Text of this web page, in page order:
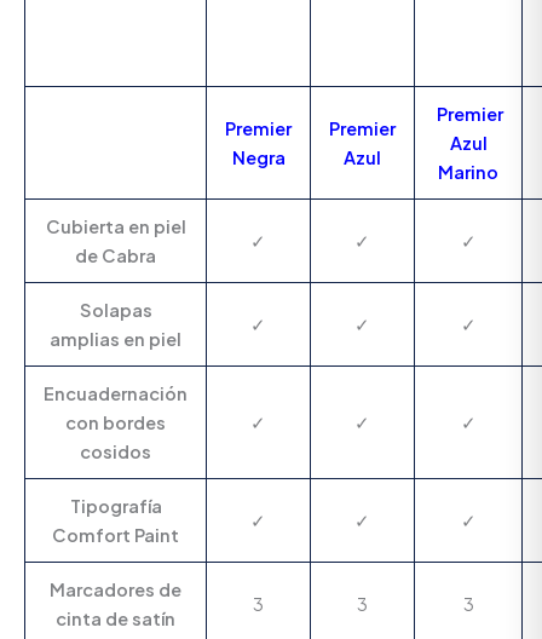
Premier
Negra
Premier
Azul
Premier
Azul
Marino
Cubierta en piel
de Cabra
✓ ✓ ✓
Solapas
amplias en piel
✓ ✓ ✓
Encuadernación
con bordes
cosidos
✓ ✓ ✓
Tipografía
Comfort Paint
✓ ✓ ✓
Marcadores de
cinta de satín
3 3 3